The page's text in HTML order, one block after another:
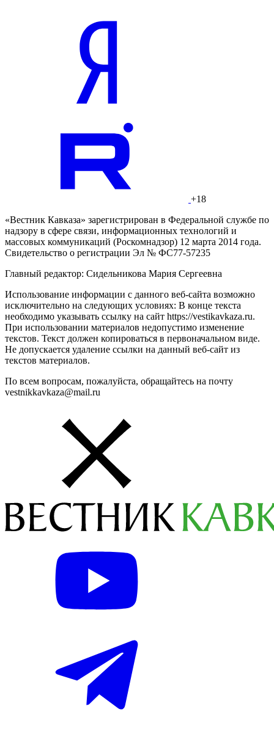
+18
«Вестник Кавказа» зарегистрирован в Федеральной службе по
надзору в сфере связи, информационных технологий и
массовых коммуникаций (Роскомнадзор) 12 марта 2014 года.
Свидетельство о регистрации Эл № ФС77-57235
Главный редактор: Сидельникова Мария Сергеевна
Использование информации с данного веб-сайта возможно
исключительно на следующих условиях: В конце текста
необходимо указывать ссылку на сайт https://vestikavkaza.ru.
При использовании материалов недопустимо изменение
текстов. Текст должен копироваться в первоначальном виде.
Не допускается удаление ссылки на данный веб-сайт из
текстов материалов.
По всем вопросам, пожалуйста, обращайтесь на почту
vestnikkavkaza@mail.ru